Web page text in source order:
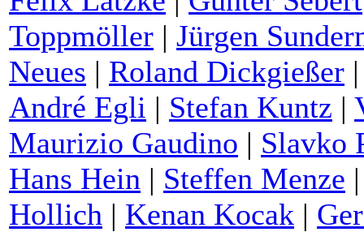
Toppmöller | Jürgen
Neues | Roland Dickgießer
André Egli | Stefan Kuntz |
Maurizio Gaudino | Slavko
Hans Hein | Steffen Menze
Hollich | Kenan Kocak |